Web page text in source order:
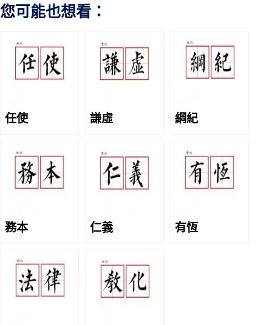
您可能也想看：
任使 謙虛 綱紀
務本 仁義 有恆